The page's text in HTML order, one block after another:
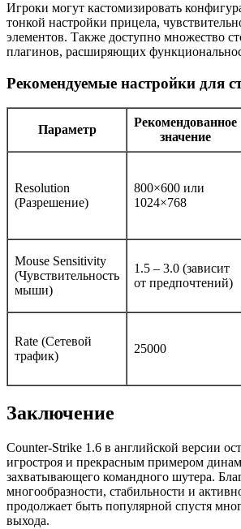
Игроки могут кастомизировать
тонкой настройки прицела,
элементов. Также доступно множество
плагинов, расширяющих
Рекомендуемые настройки для
Параметр
Рекомендованное
значение
Resolution
(Разрешение)
800×600 или
1024×768
Mouse Sensitivity
(Чувствительность
мыши)
1.5 – 3.0 (зависит
от предпочтений)
Rate (Сетевой
трафик)
25000
Заключение
Counter-Strike 1.6 в английской версии
игростроя и прекрасным примером
захватывающего командного шутера.
многообразности, стабильности и
продолжает быть популярной спустя
выхода.